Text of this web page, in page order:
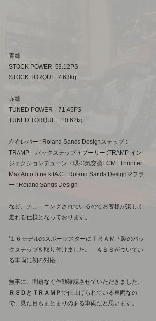
青線
STOCK POWER  53.12PS
STOCK TORQUE  7.63kg
赤線
TUNED POWER　71.45PS
TUNED TORQUE　10.62kg
左右レバー : Roland Sands Designステップ :
TRAMP　バックステップＲプーリー :TRAMP イン
ジェクションチューン・吸排気交換ECM : Thunder
Max AutoTune kitA/C : Roland Sands Designマフラ
ー : Roland Sands Design
など、チューニングされているのでお客様が楽しく
走れる仕様となっております。
'１６モデルのスポーツスターにＴＲＡＭＰ製のバッ
クステップを取り付けました。　ＡＢＳがついてい
る車両に初の対応...
無事に、問題なく作動確認させていただきました。
ＲＳＤとＴＲＡＭＰで仕上げられている車両なの
で、見た目もまとまりのある車両だと思います。